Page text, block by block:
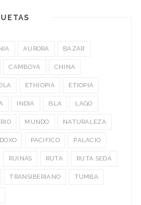
AURORA BAZAR
CAMBOYA CHINA
ETHIOPIA ETIOPIA
INDIA ISLA LAGO
MUNDO NATURALEZA
PACIFICO PALACIO
RUINAS RUTA RUTA SEDA
TRANSIBERIANO TUMBA